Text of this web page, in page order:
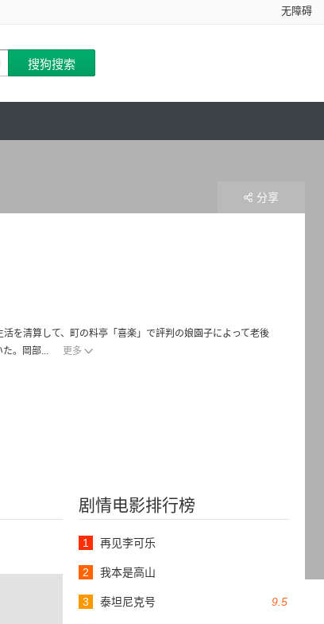
无障碍
を清算して、町の料亭「喜楽」で評判の娘園子によって老後
た。岡部...
更多
分享
剧情电影排行榜
1 再见李可乐
2 我本是高山
9.5
3 泰坦尼克号